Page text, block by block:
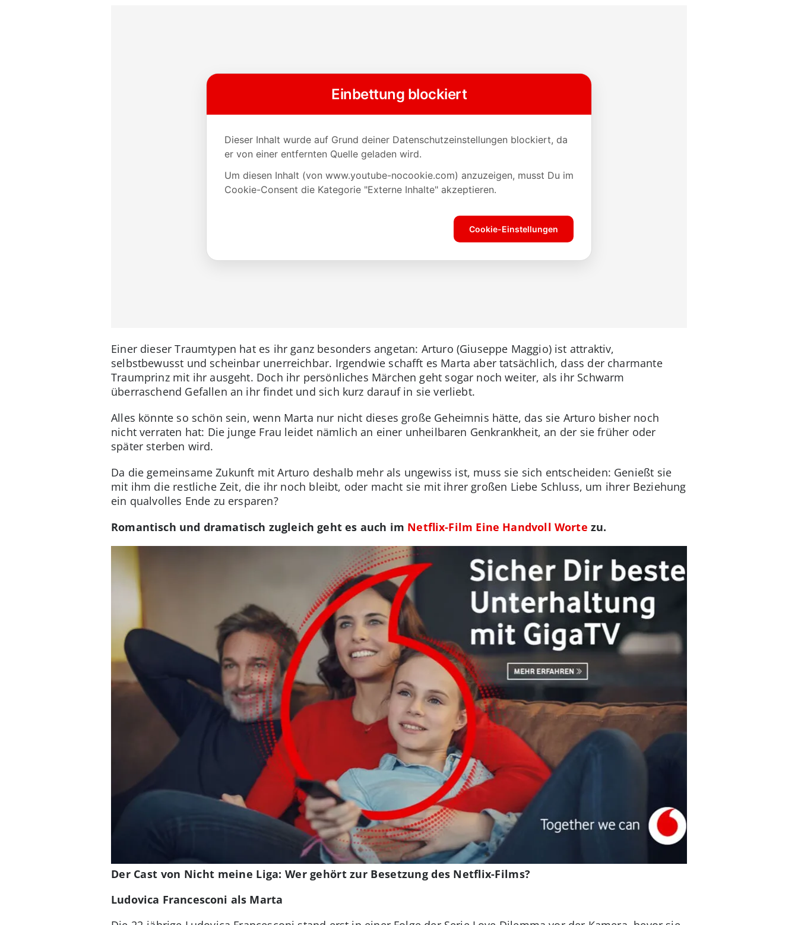
Einer dieser Traumtypen hat es ihr ganz besonders angetan: Arturo (Giuseppe Maggio) ist attraktiv,
selbstbewusst und scheinbar unerreichbar. Irgendwie schafft es Marta aber tatsächlich, dass der charmante
Traumprinz mit ihr ausgeht. Doch ihr persönliches Märchen geht sogar noch weiter, als ihr Schwarm
überraschend Gefallen an ihr findet und sich kurz darauf in sie verliebt.
Alles könnte so schön sein, wenn Marta nur nicht dieses große Geheimnis hätte, das sie Arturo bisher noch
nicht verraten hat: Die junge Frau leidet nämlich an einer unheilbaren Genkrankheit, an der sie früher oder
später sterben wird.
Da die gemeinsame Zukunft mit Arturo deshalb mehr als ungewiss ist, muss sie sich entscheiden: Genießt sie
mit ihm die restliche Zeit, die ihr noch bleibt, oder macht sie mit ihrer großen Liebe Schluss, um ihrer Beziehung
ein qualvolles Ende zu ersparen?
Romantisch und dramatisch zugleich geht es auch im Netflix-Film Eine Handvoll Worte zu.
Der Cast von Nicht meine Liga: Wer gehört zur Besetzung des Netflix-Films?
Ludovica Francesconi als Marta